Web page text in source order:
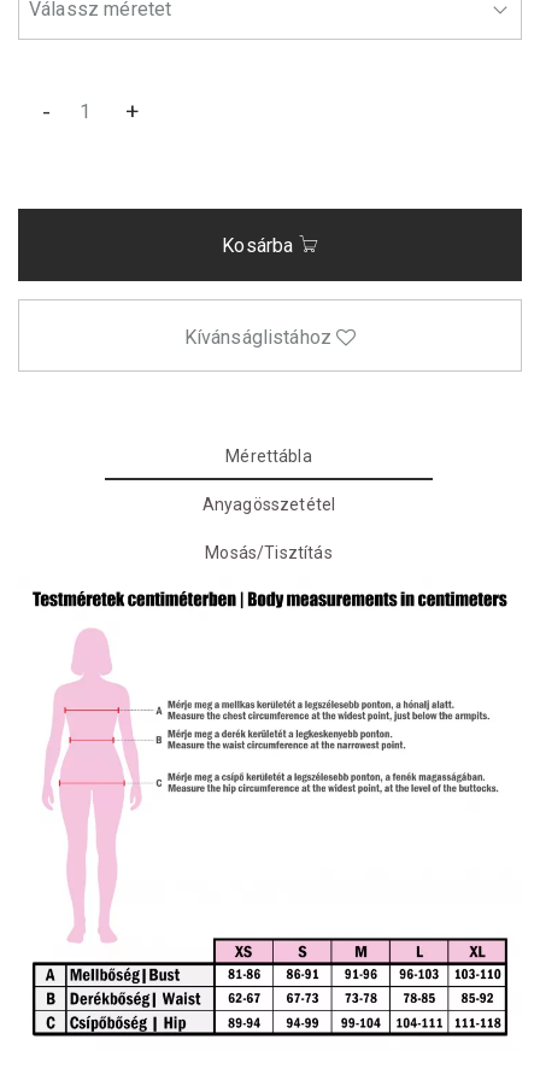
- +
Kosárba
Kívánságlistához
Mérettábla
Anyagösszetétel
Mosás/Tisztítás